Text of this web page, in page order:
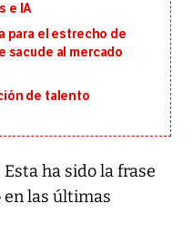
e IA
para el estrecho de
sacude al mercado
de talento
ha sido la frase
en las últimas